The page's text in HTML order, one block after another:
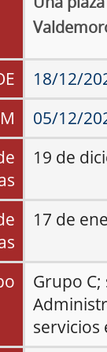
18/12/
05/12/
19 de
17 de
Grupo
servicios